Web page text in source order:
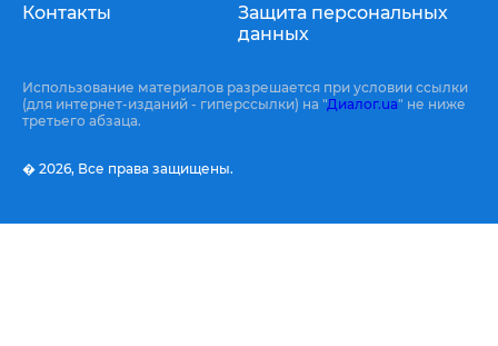
Контакты
Защита персональных
данных
Использование материалов разрешается при условии ссылки
(для интернет-изданий - гиперссылки) на "Диалог.ua" не ниже
третьего абзаца.
� 2026, Все права защищены.